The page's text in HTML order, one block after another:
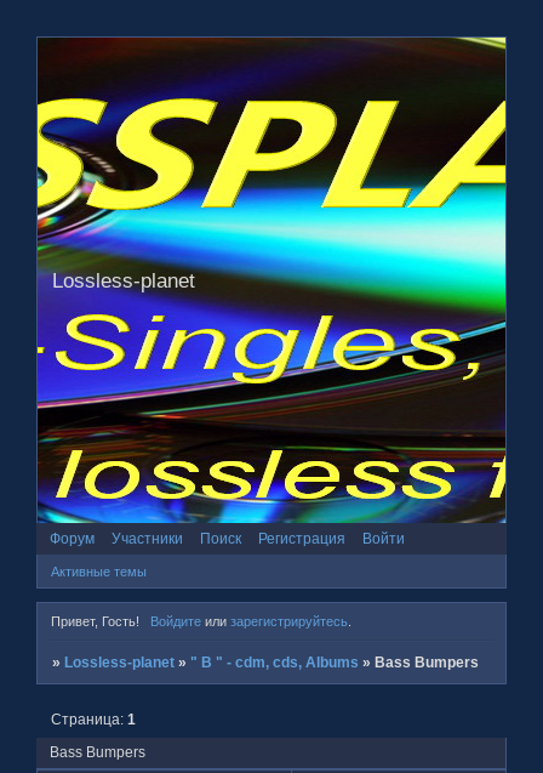
Lossless-planet
Форум Участники Поиск Регистрация Войти
Активные темы
Привет, Гость! Войдитеили зарегистрируйтесь.
» Lossless-planet » " B " - cdm, cds, Albums » Bass Bumpers
Bass Bumpers
Страница:1